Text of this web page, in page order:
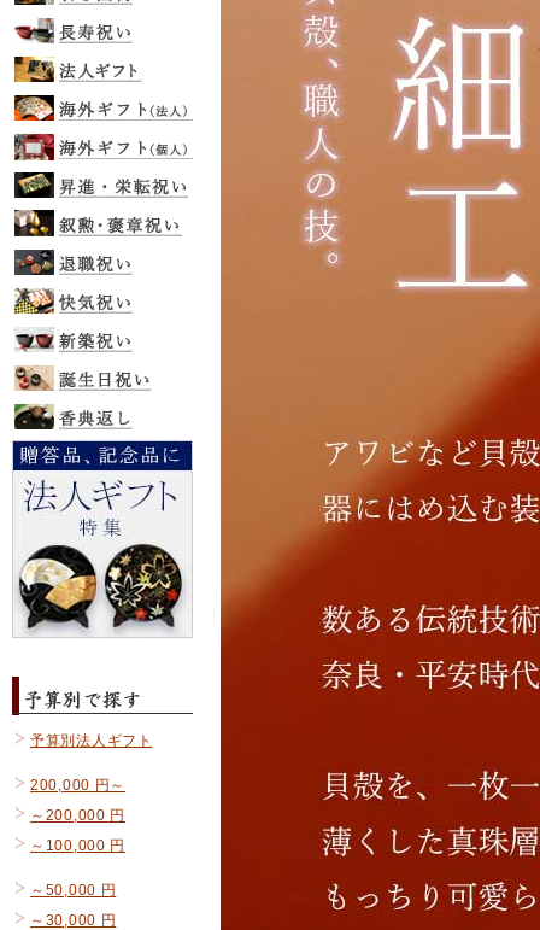
予算別法人ギフト
200,000 円～
～200,000 円
～100,000 円
～50,000 円
～30,000 円